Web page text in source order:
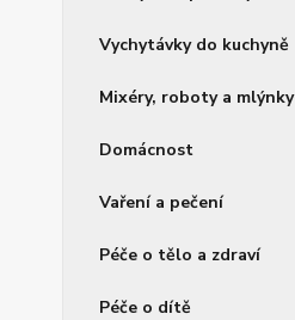
Vychytávky do kuchyně
Mixéry, roboty a mlýnky
Domácnost
Vaření a pečení
Péče o tělo a zdraví
Péče o dítě